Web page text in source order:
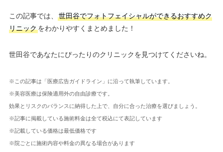
この記事では、
世田谷でフォトフェイシャルができるおすすめク
リニックをわかりやすくまとめました！
世田谷であなたにぴったりのクリニックを見つけてくださいね。
※この記事は「医療広告ガイドライン」に沿って執筆しています。
※美容医療は保険適用外の自由診療です。
効果とリスクのバランスに納得した上で、自分に合った治療を選びましょう。
※記事に掲載している施術料金は全て税込にて表記しています
※記載している価格は最低価格です
※院ごとに施術内容や料金の異なる場合があります